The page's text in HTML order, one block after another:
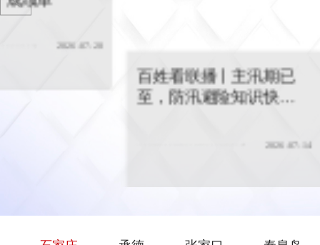
百姓看联播丨主汛期已
至，防汛避险知识快收
子”首次安家